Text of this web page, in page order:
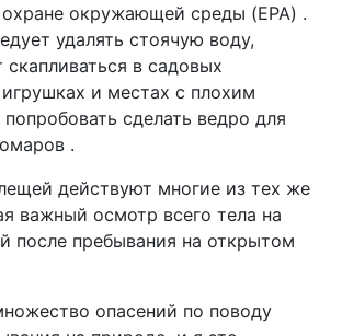
охране окружающей среды (EPA) .
удалять стоячую воду,
в садовых
и местах с плохим
сделать ведро для
.
действуют многие из тех же
важный осмотр всего тела на
после пребывания на открытом
опасений по поводу